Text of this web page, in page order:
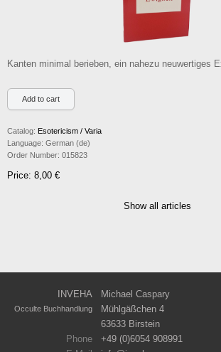
Kanten minimal berieben, ein nahezu neuwertiges
Catalog: Esotericism / Varia
Language: German (de)
Order Number: 015823
Price: 8,00 €
Show all articles
INVEHA Michael Caspary
Occulte Buchhandlung
Mühlgäßchen 4
63633 Birstein
Phone
+49 (0)6054 908991